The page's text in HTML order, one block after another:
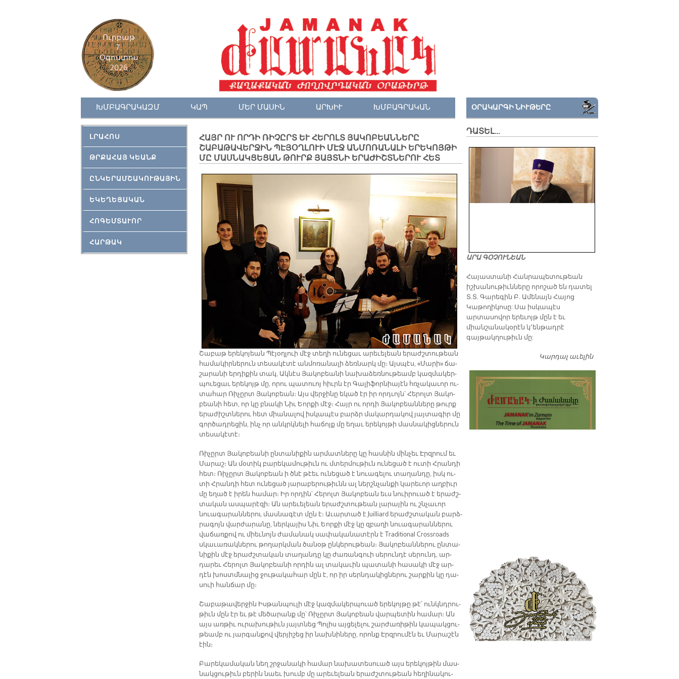
Ուրբաթ
7,
Օգոստոս
2026
ԽՄԲԱԳՐԱԿԱԶՄ ԿԱՊ ՄԵՐ ՄԱՍԻՆ ԱՐԽԻՒ ԽՄԲԱԳՐԱԿԱՆ
ԼՐԱՀՈՍ
ԹՐՔԱՀԱՅ ԿԵԱՆՔ
ԸՆԿԵՐԱՄՇԱԿՈՒԹԱՅԻՆ
ԵԿԵՂԵՑԱԿԱՆ
ՀՈԳԵՄՏԱՒՈՐ
ՀԱՐԹԱԿ
ՀԱՅՐ ՈՒ ՈՐԴԻ ՌԻՉԸՐՏ ԵՒ ՀԵՐՈԼՏ ՅԱԿՈԲԵԱՆՆԵՐԸ
ՇԱԲԱԹԱՎԵՐՋԻՆ ՊԷՅՕՂԼՈՒԻ ՄԷՋ ԱՆՄՈՌԱՆԱԼԻ ԵՐԵԿՈՅԹԻ
ՄԸ ՄԱՍՆԱԿՑԵՑԱՆ ԹՈՒՐՔ ՅԱՅՏՆԻ ԵՐԱԺԻՇՏՆԵՐՈՒ ՀԵՏ
Շա­բաթ ե­րե­կո­յեան Պէ­յօղ­լուի մէջ տե­ղի ու­նե­ցաւ ա­րե­ւե­լեան ե­րաժշ­տու­թեան
հա­մա­կիր­նե­րուն տե­սա­կէ­տէ ան­մո­ռա­նա­լի ձեռ­նարկ մը։ Այս­պէս, «Մա­րի» ճա­
շա­րա­նի եր­դի­քին տակ, Ակ­նէս Յա­կո­բեա­նի նա­խա­ձեռ­նու­թեամբ կազ­մա­կեր­
պուե­ցաւ ե­րե­կոյթ մը, ո­րու պա­տուոյ հիւրն էր Գա­լի­ֆո­րնիա­յէն հռչա­կա­ւոր ու­
տա­հար Ռի­չըրտ Յա­կո­բեան։ Այս վեր­ջի­նը ե­կած էր իր որդ­ւոյն՝ Հե­րոլտ Յա­կո­
բեա­նի հետ, որ կը բնա­կի Նիւ Եոր­քի մէջ։ Հայր ու որ­դի Յա­կո­բեան­նե­րը թուրք
ե­րա­ժիշտ­նե­րու հետ միա­նա­լով իս­կա­պէս բարձր մա­կար­դա­կով յայ­տա­գիր մը
գոր­ծադ­րե­ցին, ինչ որ անկրկ­նե­լի հա­ճոյք մը ե­ղաւ ե­րե­կոյ­թի մաս­նա­կից­նե­րուն
տե­սա­կէ­տէ։
Ռի­չըրտ Յա­կո­բեա­նի ըն­տա­նի­քին ար­մատ­նե­րը կը հաս­նին մին­չեւ Էրզ­րում եւ
Մա­րաշ։ Ան մօ­տիկ բա­րե­կա­մու­թիւն ու մտեր­մու­թիւն ու­նե­ցած է ու­տի Հրան­դի
հետ։ Ռի­չըրտ Յա­կո­բեան ի ծնէ թէեւ ու­նե­ցած է նուա­գե­լու տա­ղան­դը, իսկ ու­
տի Հրան­դի հետ ու­նե­ցած յա­րա­բե­րու­թիւնն ալ ներշն­չան­քի կա­րե­ւոր աղ­բիւր
մը ե­ղած է ի­րեն հա­մար։ Իր որ­դին՝ Հե­րոլտ Յա­կո­բեան եւս նուի­րուած է ե­րաժշ­
տա­կան աս­պա­րէ­զի։ Ան ա­րե­ւե­լեան ե­րաժշ­տու­թեան լա­րա­յին ու շնչա­ւոր
նուա­գա­րան­նե­րու մաս­նա­գէտ մըն է։ Ա­ւար­տած է Juilliard ե­րաժշ­տա­կան բարձ­
րա­գոյն վար­ժա­րա­նը, ներ­կա­յիս Նիւ Եոր­քի մէջ կը զբա­ղի նուա­գա­րան­նե­րու
վա­ճառ­քով ու միեւ­նոյն ժա­մա­նակ սա­փա­կա­նա­տէրն է Traditional Crossroads
սկա­ւա­ռակ­նե­րու թո­ղարկ­ման ծա­նօթ ըն­կե­րու­թեան։ Յա­կո­բեան­նե­րու ըն­տա­
նի­քին մէջ ե­րաժշ­տա­կան տա­ղան­դը կը ժա­ռան­գուի սե­րուն­դէ սե­րունդ, ար­
դա­րեւ Հե­րոլտ Յա­կո­բեա­նի որ­դին ալ տա­կա­ւին պա­տա­նի հա­սա­կի մէջ ար­
դէն խոստմ­նա­լից ջու­թա­կա­հար մըն է, որ իր սերն­դա­կից­նե­րու շար­քին կը դա­
սուի հան­ճար մը։
Շա­բա­թա­վեր­ջին Իս­թան­պու­լի մէջ կազ­մա­կեր­պուած ե­րե­կոյ­թը թէ՛ ունկնդ­րու­
թիւն մըն էր եւ թէ մե­ծա­րանք մը՝ Ռի­չըրտ Յա­կո­բեան վար­պե­տին հա­մար։ Ան
այս առ­թիւ ու­րա­խու­թիւն յայտ­նեց Պո­լիս այ­ցե­լե­լու շար­ժա­ռի­թին կա­պակ­ցու­
թեամբ ու յար­գան­քով վեր­յի­շեց իր նախ­նի­նե­րը, ո­րոնք Էրզ­րու­մէն եւ Մա­րա­շէն
էին։
Բա­րե­կա­մա­կան նեղ շրջա­նա­կի հա­մար նա­խա­տե­սուած այս ե­րե­կոյ­թին մաս­
նակ­ցու­թիւն բե­րին նաեւ խումբ մը ա­րե­ւե­լեան ե­րաժշ­տու­թեան հե­ղի­նա­կու­
ՕՐԱԿԱՐԳԻ ՆԻՒԹԵՐԸ
ԴԱՏԵԼ…
ԱՐԱ ԳՕՉՈՒՆԵԱՆ
​Հայաստանի Հանրապետութեան
իշխանութիւնները որոշած են դատել
Տ.Տ. Գարեգին Բ. Ամենայն Հայոց
Կաթողիկոսը: Սա իսկապէս
արտասովոր երեւոյթ մըն է եւ
միանշանակօրէն կ՚ենթադրէ
գայթակղութիւն մը:
Կարդալ աւելինԴատել…